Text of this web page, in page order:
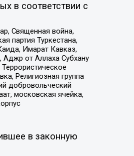
в соответствии с
Священная война,
партия Туркестана,
Имарат Кавказ,
от Аллаха Субхану
Религиозная группа
добровольческий
московская ячейка,
в законную